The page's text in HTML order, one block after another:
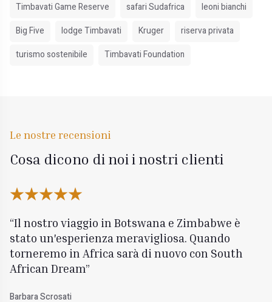
Timbavati Game Reserve safari Sudafrica
leoni bianchi
Big Five
lodge Timbavati Kruger
riserva privata
turismo sostenibile
Timbavati Foundation
Le nostre recensioni
Cosa dicono di noi i nostri clienti
Il nostro viaggio in Botswana e Zimbabwe è
stato un'esperienza meravigliosa. Quando
torneremo in Africa sarà di nuovo con South
African Dream
Barbara Scrosati